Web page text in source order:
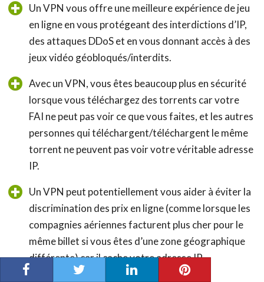
Un VPN vous offre une meilleure expérience de jeu
en ligne en vous protégeant des interdictions d’IP,
des attaques DDoS et en vous donnant accès à des
jeux vidéo géobloqués/interdits.
Avec un VPN, vous êtes beaucoup plus en sécurité
lorsque vous téléchargez des torrents car votre
FAI ne peut pas voir ce que vous faites, et les autres
personnes qui téléchargent/téléchargent le même
torrent ne peuvent pas voir votre véritable adresse
IP.
Un VPN peut potentiellement vous aider à éviter la
discrimination des prix en ligne (comme lorsque les
compagnies aériennes facturent plus cher pour le
même billet si vous êtes d’une zone géographique
différente) car il cache votre adresse IP.